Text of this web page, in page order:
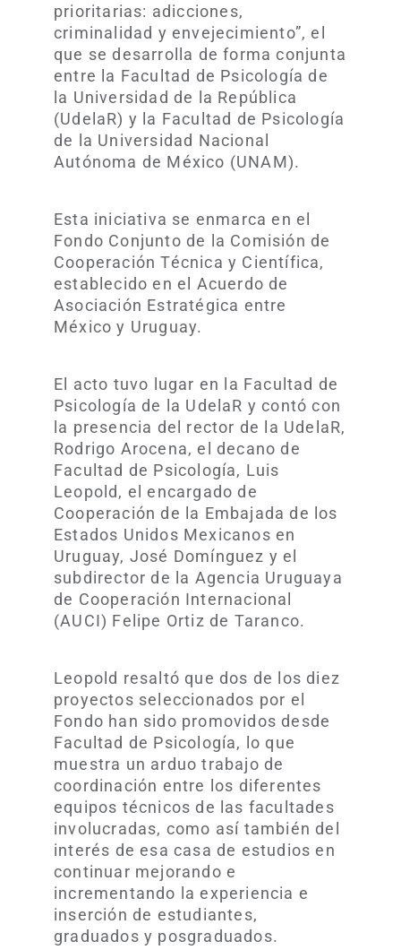
prioritarias: adicciones,
criminalidad y envejecimiento”, el
que se desarrolla de forma conjunta
entre la Facultad de Psicología de
la Universidad de la República
(UdelaR) y la Facultad de Psicología
de la Universidad Nacional
Autónoma de México (UNAM).
Esta iniciativa se enmarca en el
Fondo Conjunto de la Comisión de
Cooperación Técnica y Científica,
establecido en el Acuerdo de
Asociación Estratégica entre
México y Uruguay.
El acto tuvo lugar en la Facultad de
Psicología de la UdelaR y contó con
la presencia del rector de la UdelaR,
Rodrigo Arocena, el decano de
Facultad de Psicología, Luis
Leopold, el encargado de
Cooperación de la Embajada de los
Estados Unidos Mexicanos en
Uruguay, José Domínguez y el
subdirector de la Agencia Uruguaya
de Cooperación Internacional
(AUCI) Felipe Ortiz de Taranco.
Leopold resaltó que dos de los diez
proyectos seleccionados por el
Fondo han sido promovidos desde
Facultad de Psicología, lo que
muestra un arduo trabajo de
coordinación entre los diferentes
equipos técnicos de las facultades
involucradas, como así también del
interés de esa casa de estudios en
continuar mejorando e
incrementando la experiencia e
inserción de estudiantes,
graduados y posgraduados.